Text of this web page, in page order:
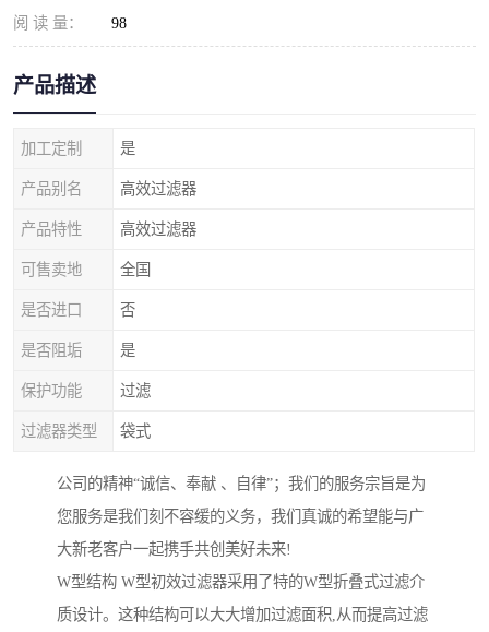
阅 读 量： 98
产品描述
加工定制 是
产品别名 高效过滤器
产品特性 高效过滤器
可售卖地 全国
是否进口 否
是否阻垢 是
保护功能 过滤
过滤器类型 袋式
公司的精神“诚信、奉献 、自律”；我们的服务宗旨是为
您服务是我们刻不容缓的义务，我们真诚的希望能与广
大新老客户一起携手共创美好未来!
W型结构 W型初效过滤器采用了特的W型折叠式过滤介
质设计。这种结构可以大大增加过滤面积,从而提高过滤